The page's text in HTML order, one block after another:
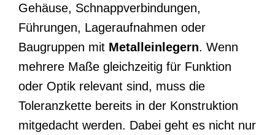
Gehäuse, Schnappverbindungen,
Führungen, Lageraufnahmen oder
Baugruppen mit Metalleinlegern. Wenn
mehrere Maße gleichzeitig für Funktion
oder Optik relevant sind, muss die
Toleranzkette bereits in der Konstruktion
mitgedacht werden. Dabei geht es nicht nur